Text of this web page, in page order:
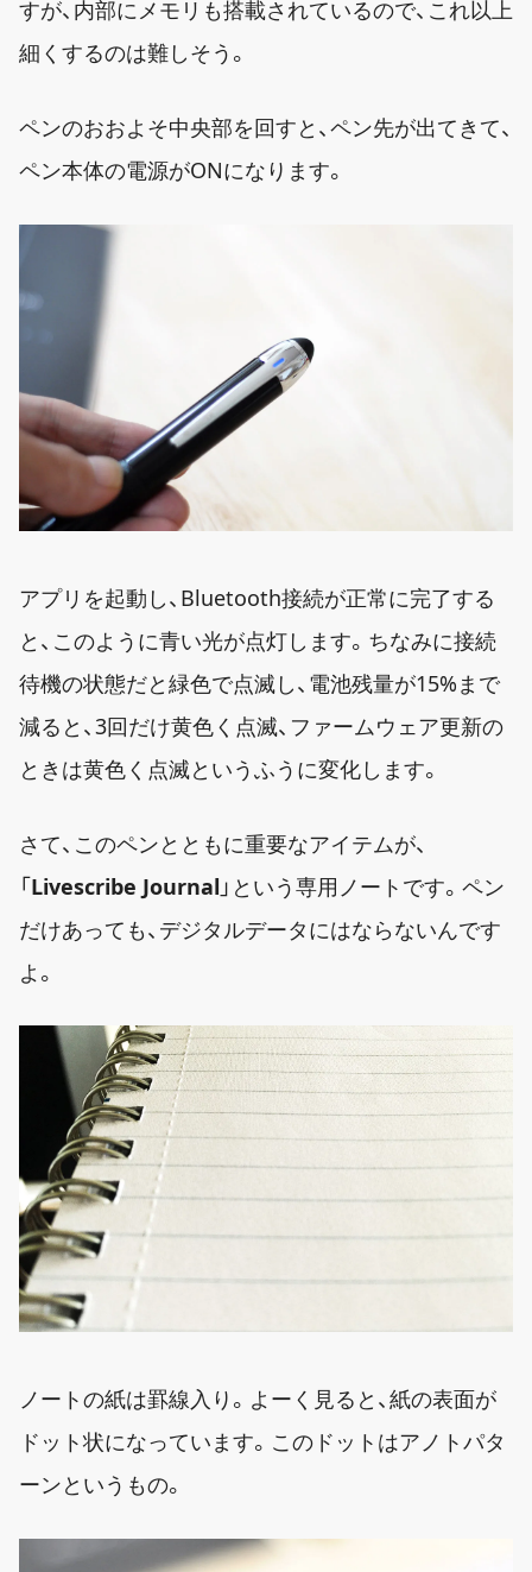
すが、内部にメモリも搭載されているので、これ以上
細くするのは難しそう。
ペンのおおよそ中央部を回すと、ペン先が出てきて、
ペン本体の電源がONになります。
アプリを起動し、Bluetooth接続が正常に完了する
と、このように青い光が点灯します。ちなみに接続
待機の状態だと緑色で点滅し、電池残量が15%まで
減ると、3回だけ黄色く点滅、ファームウェア更新の
ときは黄色く点滅というふうに変化します。
さて、このペンとともに重要なアイテムが、
「Livescribe Journal 」という専用ノートです。ペン
だけあっても、デジタルデータにはならないんです
よ。
ノートの紙は罫線入り。よーく見ると、紙の表面が
ドット状になっています。このドットはアノトパタ
ーンというもの。